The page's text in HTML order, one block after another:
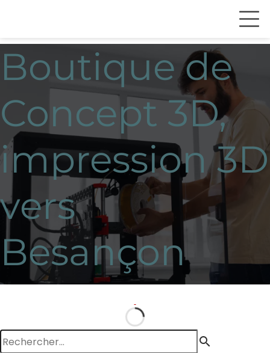
Boutique de
Concept 3D,
impression 3D
vers
Besançon
search